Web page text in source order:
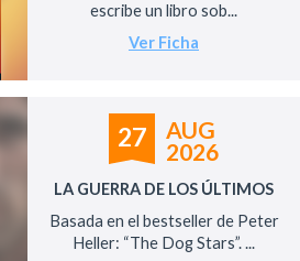
escribe un libro sob...
Ver Ficha
27
AUG
2026
LA GUERRA DE LOS ÚLTIMOS
Basada en el bestseller de Peter
Heller: “The Dog Stars”. ...